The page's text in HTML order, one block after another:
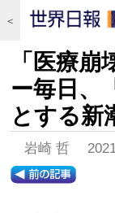
＜
「医療
ー毎日、
とする新
岩崎 哲